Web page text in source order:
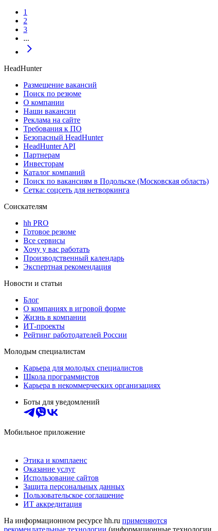
1
2
3
...
HeadHunter
Размещение вакансий
Поиск по резюме
О компании
Наши вакансии
Реклама на сайте
Требования к ПО
Безопасный HeadHunter
HeadHunter API
Партнерам
Инвесторам
Каталог компаний
Поиск по вакансиям в Подольске (Московская область)
Сетка: соцсеть для нетворкинга
Соискателям
hh PRO
Готовое резюме
Все сервисы
Хочу у вас работать
Производственный календарь
Экспертная рекомендация
Новости и статьи
Блог
О компаниях в игровой форме
Жизнь в компании
ИТ-проекты
Рейтинг работодателей России
Молодым специалистам
Карьера для молодых специалистов
Школа программистов
Карьера в некоммерческих организациях
Боты для уведомлений
Мобильное приложение
Этика и комплаенс
Оказание услуг
Использование сайтов
Защита персональных данных
Пользовательское соглашение
ИТ аккредитация
На информационном ресурсе hh.ru применяются
рекомендательные технологии (информационные технологии